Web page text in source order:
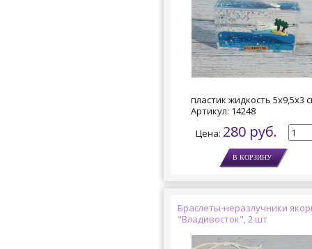
пластик жидкость 5х9,5х3
Артикул: 14248
Цена: 280 руб.
Браслеты-неразлучники
"Владивосток", 2 шт